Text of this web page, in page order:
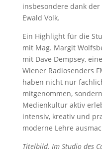
insbesondere dank
Ewald Volk.
Ein Highlight für die
mit Mag. Margit
mit Dave Dempsey,
Wiener Radiosenders
haben nicht nur
mitgenommen,
Medienkultur aktiv
intensiv, kreativ und
moderne Lehre
Titelbild. Im Studio des